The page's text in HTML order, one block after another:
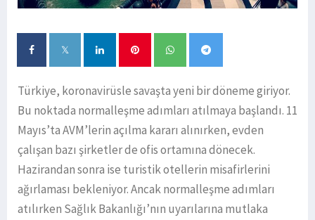
Türkiye, koronavirüsle savaşta yeni bir döneme giriyor.
Bu noktada normalleşme adımları atılmaya başlandı. 11
Mayıs’ta AVM’lerin açılma kararı alınırken, evden
çalışan bazı şirketler de ofis ortamına dönecek.
Hazirandan sonra ise turistik otellerin misafirlerini
ağırlaması bekleniyor. Ancak normalleşme adımları
atılırken Sağlık Bakanlığı’nın uyarılarına mutlaka